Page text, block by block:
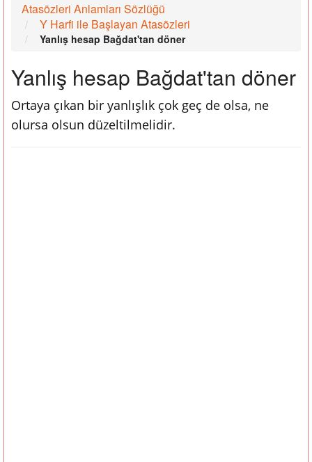
Atasözleri Anlamları Sözlüğü
Y Harfi ile Başlayan Atasözleri
Yanlış hesap Bağdat'tan döner
Yanlış hesap Bağdat'tan döner
Ortaya çıkan bir yanlışlık çok geç de olsa, ne
olursa olsun düzeltilmelidir.